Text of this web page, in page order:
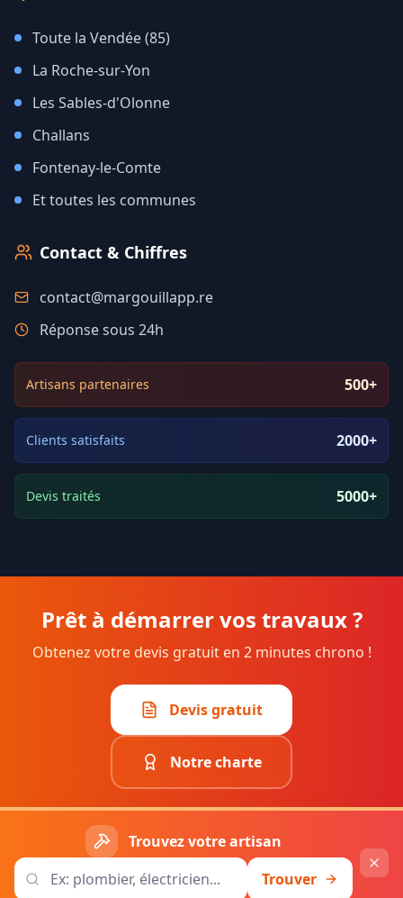
Trouvez votre artisan
Trouver
Toute la Vendée (85)
La Roche-sur-Yon
Les Sables-d'Olonne
Challans
Fontenay-le-Comte
Et toutes les communes
Contact & Chiffres
contact@margouillapp.re
Réponse sous 24h
Artisans partenaires 500+
Clients satisfaits 2000+
Devis traités 5000+
Prêt à démarrer vos travaux ?
Obtenez votre devis gratuit en 2 minutes chrono !
Devis gratuit
Notre charte
2026Quel Artisan 85. Tous droits réservés.
Mentions légales Confidentialité Service actif